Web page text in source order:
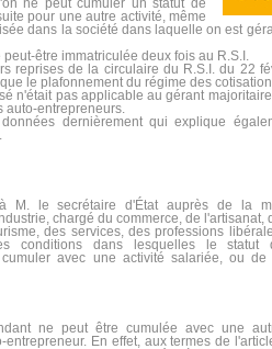
ne peut cumuler un statut de
pour une autre activité, même
dans la société dans laquelle on est
être immatriculée deux fois au R.S.I.
reprises de la circulaire du R.S.I. du 22
le plafonnement du régime des
n'était pas applicable au gérant majoritaire
auto-entrepreneurs.
dernièrement qui explique
M. le secrétaire d'État auprès de la
chargé du commerce, de l'artisanat,
des services, des professions
conditions dans lesquelles le statut
avec une activité salariée, ou de
ne peut être cumulée avec une
En effet, aux termes de